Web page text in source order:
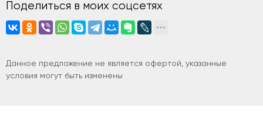
Поделиться в моих соцсетях
Данное предложение не является офертой, указанные
условия могут быть изменены